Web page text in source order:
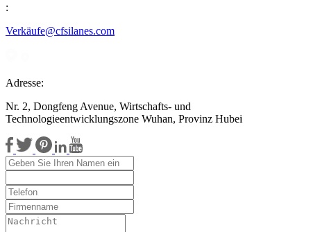
:
Verkäufe@cfsilanes.com
Adresse:
Nr. 2, Dongfeng Avenue, Wirtschafts- und
Technologieentwicklungszone Wuhan, Provinz Hubei